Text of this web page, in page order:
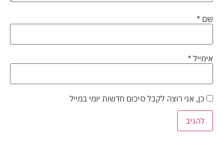
שם *
אימייל *
כן, אני רוצה לקבל סיכום חדשות יומי במייל